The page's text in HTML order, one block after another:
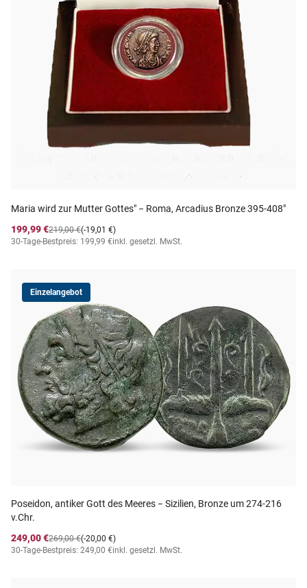
Maria wird zur Mutter Gottes" − Roma, Arcadius Bronze 395-408"
199,99 €
(-19,01 €)
219,00 €
30-Tage-Bestpreis: 199,99 €inkl. gesetzl. MwSt.
Einzelangebot
Poseidon, antiker Gott des Meeres − Sizilien, Bronze um 274-216
v.Chr.
249,00 €
(-20,00 €)
269,00 €
30-Tage-Bestpreis: 249,00 €inkl. gesetzl. MwSt.